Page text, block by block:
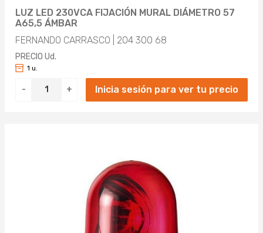
LUZ LED 230VCA FIJACIÓN MURAL DIÁMETRO 57
A65,5 ÁMBAR
FERNANDO CARRASCO | 204 300 68
PRECIO Ud.
- +
1 u.
Inicia sesión para ver tu precio